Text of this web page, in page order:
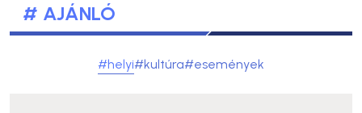
# AJÁNLÓ
#helyi#kultúra#események